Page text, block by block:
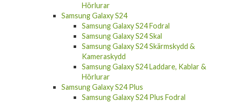
Hörlurar
Samsung Galaxy S24
Samsung Galaxy S24 Fodral
Samsung Galaxy S24 Skal
Samsung Galaxy S24 Skärmskydd &
Kameraskydd
Samsung Galaxy S24 Laddare, Kablar &
Hörlurar
Samsung Galaxy S24 Plus
Samsung Galaxy S24 Plus Fodral